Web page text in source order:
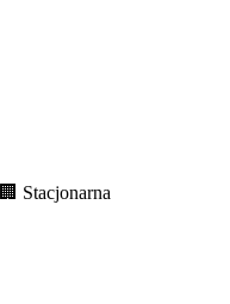
🏢 Stacjonarna